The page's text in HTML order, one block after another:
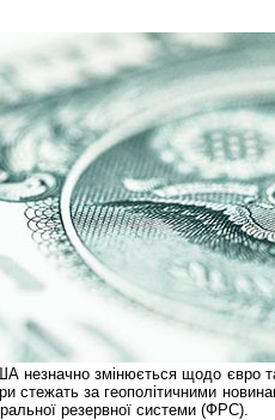
незначно змінюється щодо євро та
стежать за геополітичними
резервної системи (ФРС).